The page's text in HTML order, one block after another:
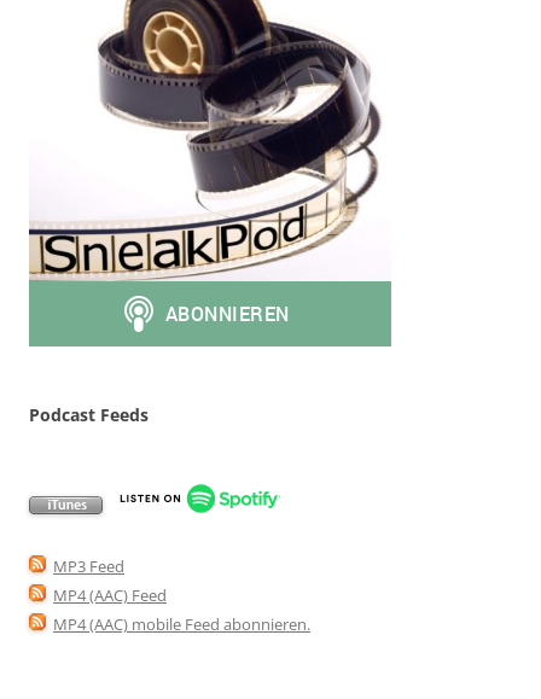
Podcast Feeds
MP3 Feed
MP4 (AAC) Feed
MP4 (AAC) mobile Feed abonnieren.